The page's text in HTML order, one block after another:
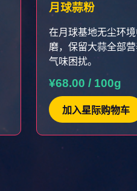
月球蒜粉
在月球基地无尘环
磨，保留大蒜全部
气味困扰。
¥68.00 / 100g
加入星际购物车